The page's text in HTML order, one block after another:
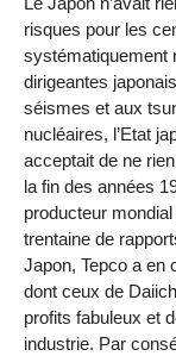
risques pour les
systématiquement
dirigeantes
séismes et aux
nucléaires, l’Etat
acceptait de ne
la fin des années
producteur
trentaine de
Japon, Tepco a en
dont ceux de
profits fabuleux et
industrie. Par